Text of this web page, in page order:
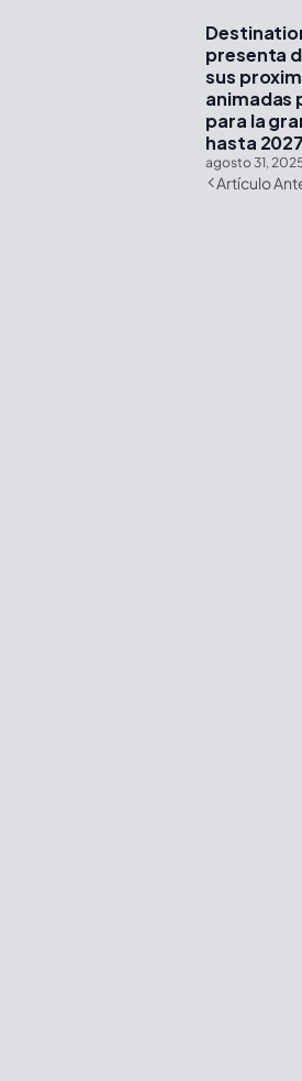
presenta
sus
animadas
para la
hasta 2027
agosto 31,
Artículo